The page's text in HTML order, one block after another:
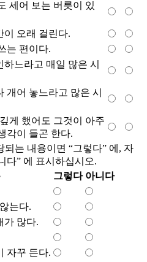
세어 보는 버릇이 있
이 오래 걸린다.
는 편이다.
느라고 매일 많은 시
개어 놓느라고 많은 시
게 했어도 그것이 아주
각이 들곤 한다.
는 내용이면 “그렇다” 에, 자
다” 에 표시하십시오.
그렇다 아니다
는다.
가 많다.
자꾸 든다.